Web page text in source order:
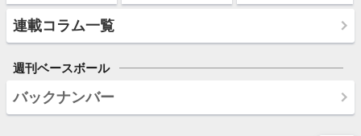
連載コラム一覧
週刊ベースボール
バックナンバー